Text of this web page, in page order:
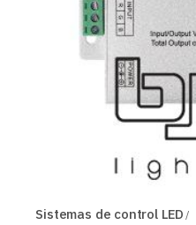
Sistemas de control LED